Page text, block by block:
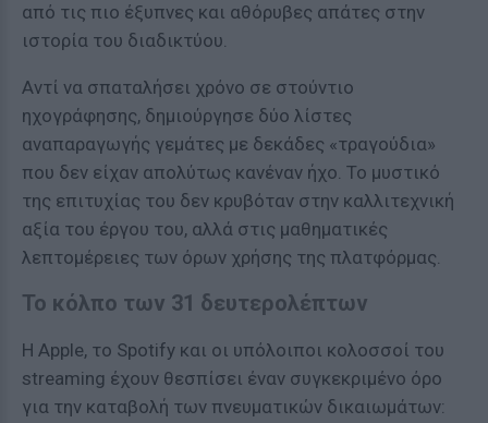
από τις πιο έξυπνες και αθόρυβες απάτες στην
ιστορία του διαδικτύου.
Αντί να σπαταλήσει χρόνο σε στούντιο
ηχογράφησης, δημιούργησε δύο λίστες
αναπαραγωγής γεμάτες με δεκάδες «τραγούδια»
που δεν είχαν απολύτως κανέναν ήχο. Το μυστικό
της επιτυχίας του δεν κρυβόταν στην καλλιτεχνική
αξία του έργου του, αλλά στις μαθηματικές
λεπτομέρειες των όρων χρήσης της πλατφόρμας.
Το κόλπο των 31 δευτερολέπτων
Η Apple, το Spotify και οι υπόλοιποι κολοσσοί του
streaming έχουν θεσπίσει έναν συγκεκριμένο όρο
για την καταβολή των πνευματικών δικαιωμάτων: